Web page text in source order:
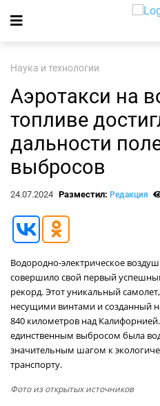
Наука и технологии
Аэротакси на
топливе
дальности
выбросов
24.07.2024 Разместил: Редакция
Водородно-электрическое
совершило свой первый
рекорд. Этот уникальный
несущими винтами и созданный
840 километров над
единственным выбросом была
значительным шагом к
транспорту.
Фото из открытых источников